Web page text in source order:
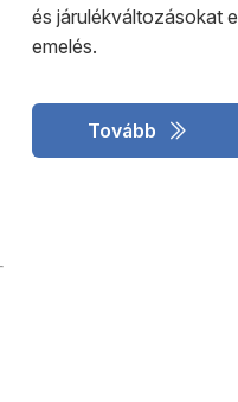
és járulékváltozásokat
emelés.
Tovább